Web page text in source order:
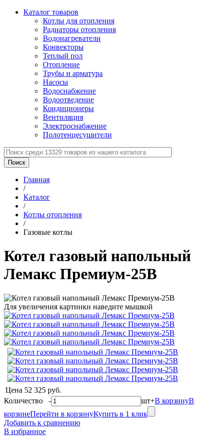
Каталог товаров
Котлы для отопления
Радиаторы отопления
Водонагреватели
Конвекторы
Теплый пол
Отопление
Трубы и арматура
Насосы
Водоснабжение
Водоотведение
Кондиционеры
Вентиляция
Электроснабжение
Полотенцесушители
Главная
/
Каталог
/
Котлы отопления
/
Газовые котлы
Котел газовый напольный
Лемакс Премиум-25В
Для увеличения картинки наведите мышкой
Цена 52 325 руб.
Количество - шт+В корзинуВ
корзинеПерейти в корзинуКупить в 1 клик
Добавить к сравнению
В избранное